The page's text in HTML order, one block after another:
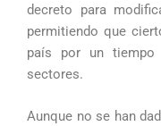
decreto para
permitiendo que
país por un tiempo
sectores.
Aunque no se han